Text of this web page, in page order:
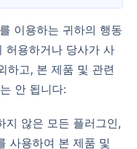
허용하거나 당사가 사
하고, 본 제품 및 관련
안 됩니다:
사용하여 본 제품 및